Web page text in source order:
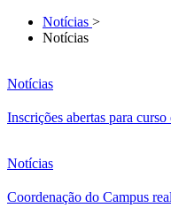
Notícias >
Notícias
Notícias
Inscrições abertas para
Notícias
Coordenação do Campus